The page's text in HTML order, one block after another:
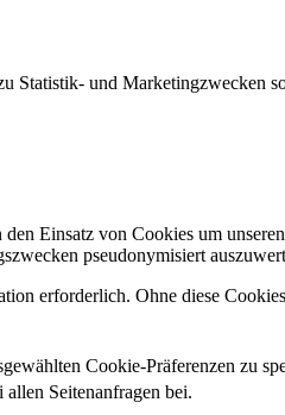
Statistik- und
Einsatz von Cookies um
pseudonymisiert
erforderlich. Ohne diese
Cookie-Präferenzen zu
Seitenanfragen bei.